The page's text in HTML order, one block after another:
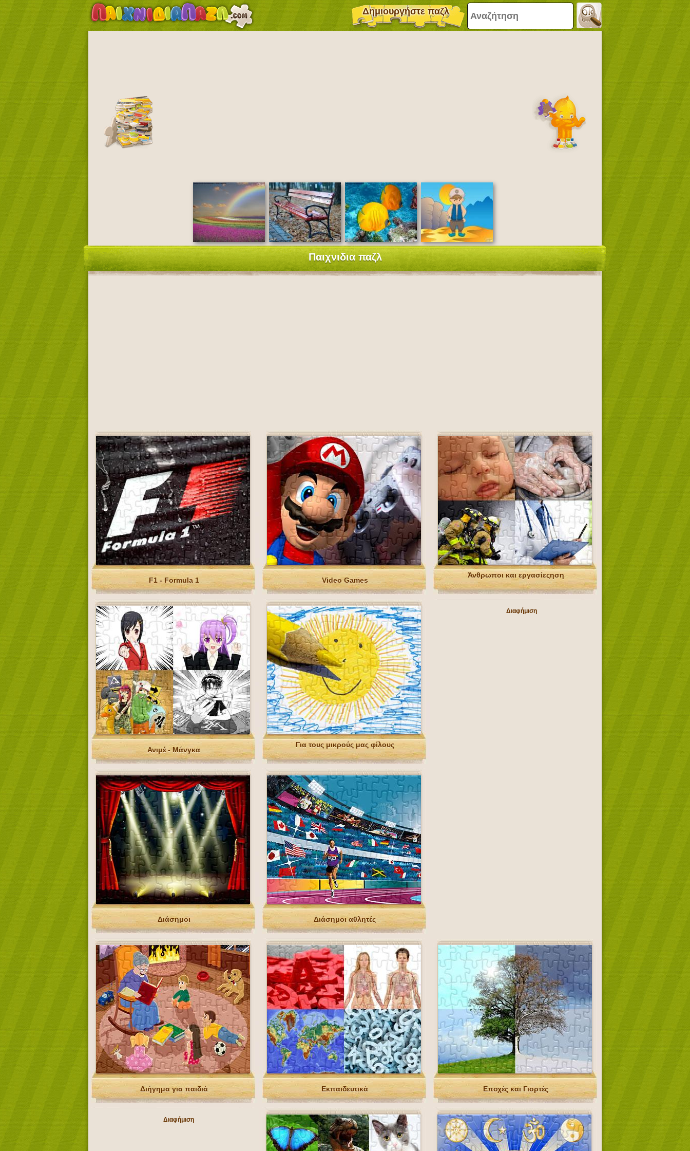
Δημιουργήστε παζλ
Παιχνιδια παζλ
F1 - Formula 1 Video Games
Άνθρωποι και εργασίεςηση
Ανιμέ - Μάνγκα
Για τους μικρούς μας φίλους
Διαφήμιση
Διάσημοι Διάσημοι αθλητές
Διήγημα για παιδιά Εκπαιδευτικά Εποχές και Γιορτές
Διαφήμιση